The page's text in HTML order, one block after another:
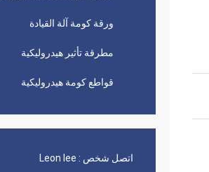
ورقة كومة آلة القيادة
مطرقة تأثير هيدروليكية
قواطع كومة هيدروليكية
اتصل شخص : Leon lee